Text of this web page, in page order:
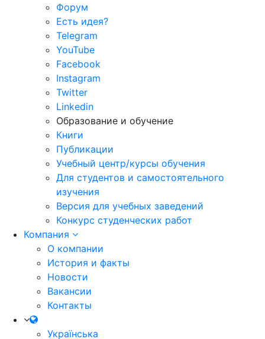
Форум
Есть идея?
Telegram
YouTube
Facebook
Instagram
Twitter
Linkedin
Образование и обучение
Книги
Публикации
Учебный центр/курсы обучения
Для студентов и самостоятельного
изучения
Версия для учебных заведений
Конкурс студенческих работ
Компания
О компании
История и факты
Новости
Вакансии
Контакты
Українська